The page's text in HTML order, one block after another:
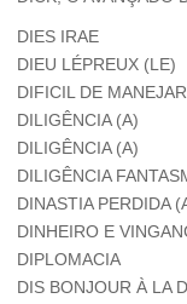
DIES IRAE
DIEU LÉPREUX (LE)
DIFICIL DE MANEJAR
DILIGÊNCIA (A)
DILIGÊNCIA (A)
DILIGÊNCIA
DINASTIA PERDIDA
DINHEIRO E
DIPLOMACIA
DIS BONJOUR À LA